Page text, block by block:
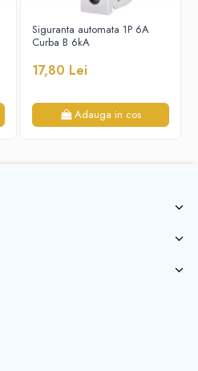
Siguranta automata 1P 6A
Curba B 6kA
17,80 Lei
Adauga in cos